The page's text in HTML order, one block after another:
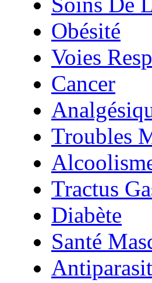
Obésité
Voies
Cancer
Troubles
Tractus
Diabète
Santé